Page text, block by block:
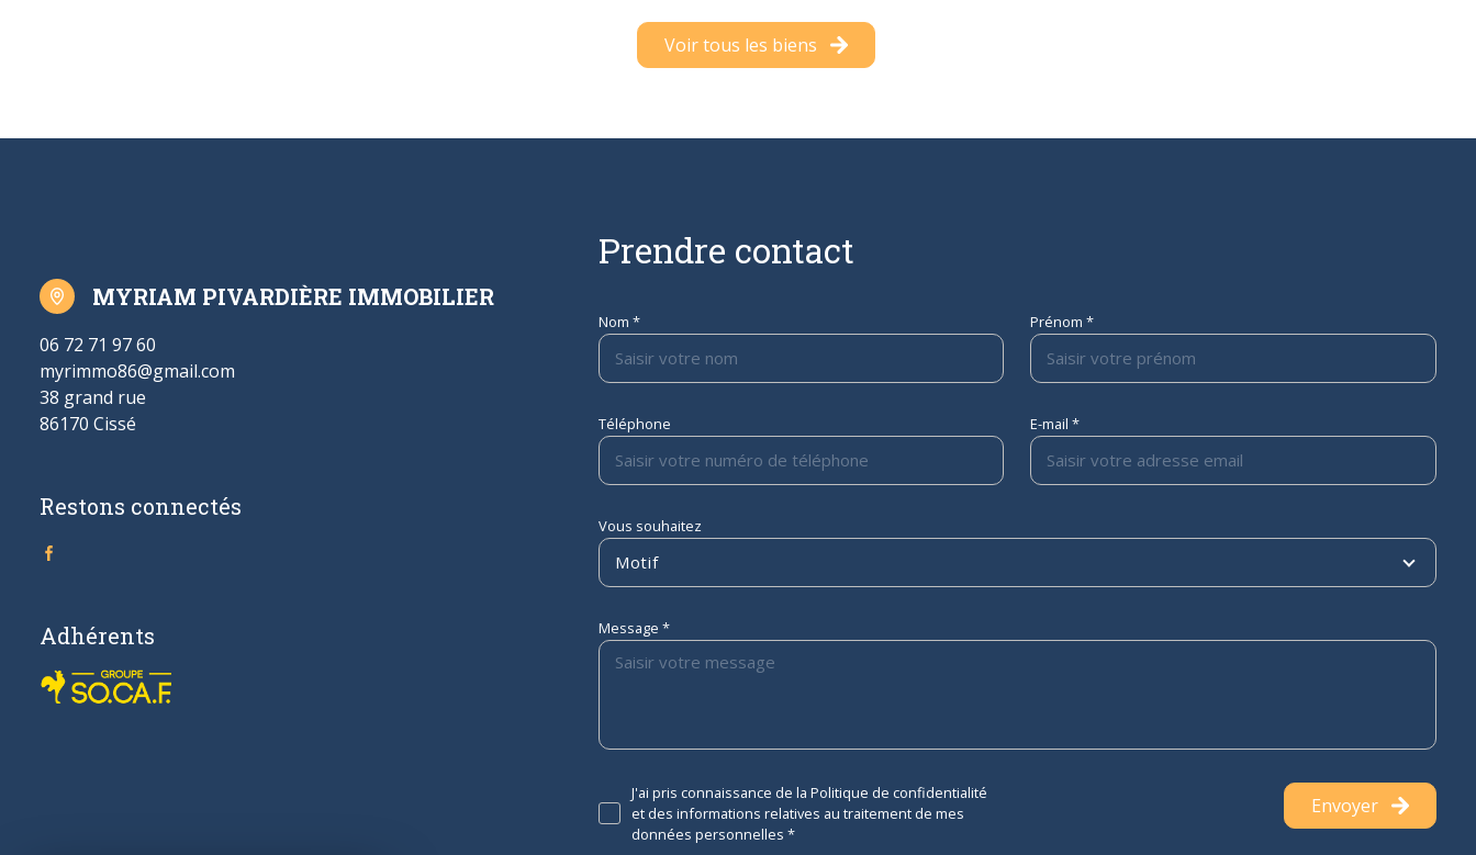
Voir tous les biens
Prendre contact
Nom * Prénom *
Téléphone E-mail *
Vous souhaitez
Motif
Message *
J'ai pris connaissance de la Politique de confidentialité
et des informations relatives au traitement de mes
données personnelles *
Envoyer
MYRIAM PIVARDIÈRE IMMOBILIER
06 72 71 97 60
myrimmo86@gmail.com
38 grand rue
86170 Cissé
Restons connectés
Adhérents